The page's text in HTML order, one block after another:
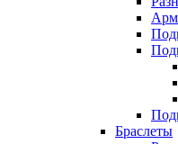
Браслеты